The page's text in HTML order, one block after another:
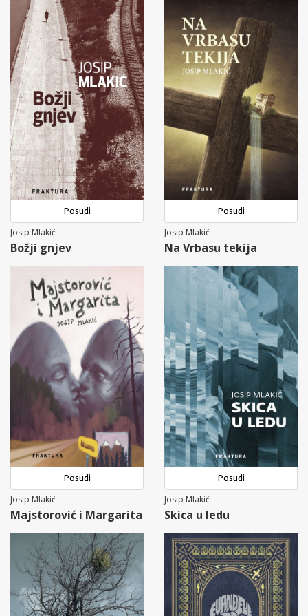
Posudi
Josip Mlakić
Božji gnjev
Posudi
Josip Mlakić
Na Vrbasu tekija
Posudi
Josip Mlakić
Majstorović i Margarita
Posudi
Josip Mlakić
Skica u ledu